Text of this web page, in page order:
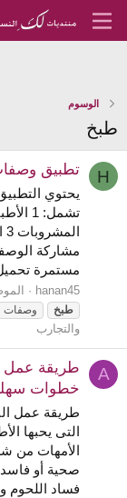
الوسوم
طبخ
H تطبيق
مشاركة
مستمرة
hanan45
طبخ
وصفات
والتجارب
A
طريقة عمل
خطوات
طريقة عمل
التى يحبها
الأمهات من
صحية أو
فساد اللحوم